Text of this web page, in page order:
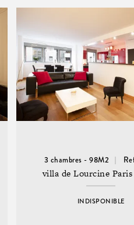
3 chambres - 98M2
villa de Lourcine Paris
INDISPONIBLE